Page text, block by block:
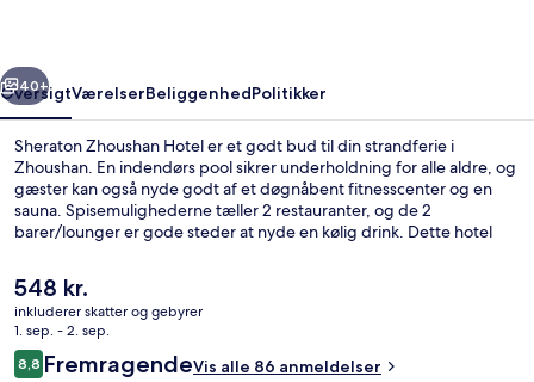
Næste
40+
OversigtVærelserBeliggenhedPolitikker
Sheraton Zhoushan Hotel er et godt bud til din strandferie i
Zhoushan. En indendørs pool sikrer underholdning for alle aldre, og
gæster kan også nyde godt af et døgnåbent fitnesscenter og en
sauna. Spisemulighederne tæller 2 restauranter, og de 2
barer/lounger er gode steder at nyde en kølig drink. Dette hotel
en have.
Den
nuværende
pris
er
548 kr.
548 kr.
inkluderer skatter og gebyrer
1. sep. - 2. sep.
Anmeldelser
8,88,8 ud af 10.
FremragendeVis alle 86 anmeldelser